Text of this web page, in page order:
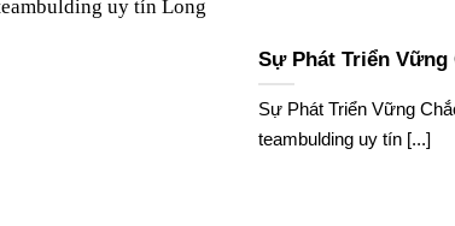
Sự Phát Triển Vững
Sự Phát Triển Vững
teambulding uy tín [...]